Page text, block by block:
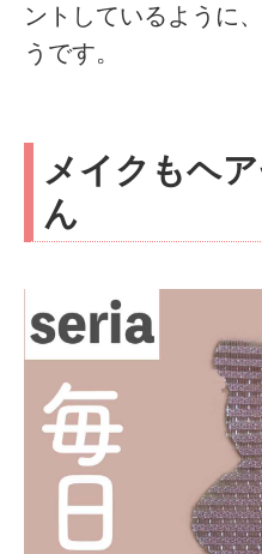
ントしているように
うです。
メイクもヘ
ん